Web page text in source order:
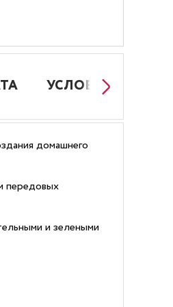
УСЛОВИЯ РАБОТЫ
домашнего
передовых
и зелеными